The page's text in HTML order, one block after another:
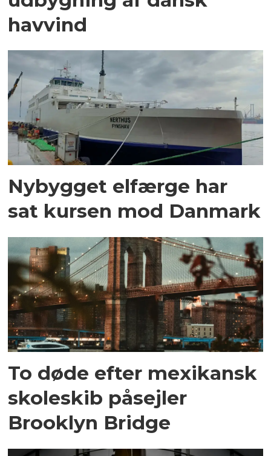
havvind
Nybygget elfærge har
sat kursen mod Danmark
To døde efter mexikansk
skoleskib påsejler
Brooklyn Bridge